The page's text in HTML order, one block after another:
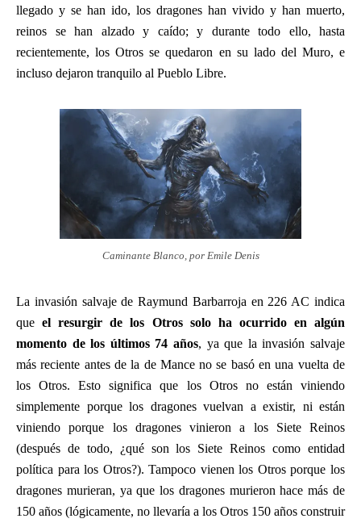
llegado y se han ido, los dragones han vivido y han muerto,
reinos se han alzado y caído; y durante todo ello, hasta
recientemente, los Otros se quedaron en su lado del Muro, e
incluso dejaron tranquilo al Pueblo Libre.
Caminante Blanco, por Emile Denis
La invasión salvaje de Raymund Barbarroja en 226 AC indica
queel resurgir de los Otros solo ha ocurrido en algún
momento de los últimos 74 años, ya que la invasión salvaje
más reciente antes de la de Mance no se basó en una vuelta de
los Otros. Esto significa que los Otros no están viniendo
simplemente porque los dragones vuelvan a existir, ni están
viniendo porque los dragones vinieron a los Siete Reinos
(después de todo, ¿qué son los Siete Reinos como entidad
política para los Otros?). Tampoco vienen los Otros porque los
dragones murieran, ya que los dragones murieron hace más de
150 años (lógicamente, no llevaría a los Otros 150 años construir